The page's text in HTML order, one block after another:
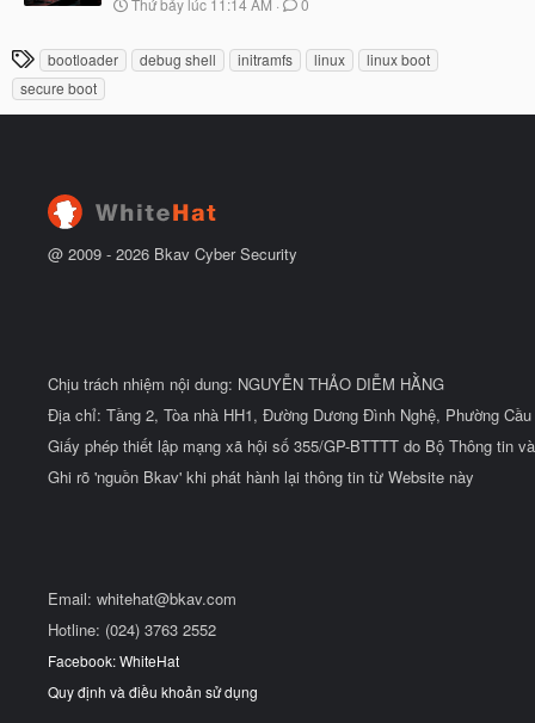
ắ
đ
ầ
t
Thứ bảy lúc 11:14 AM 0
T
h
ẻ
bootloader debug shell initramfs linux
linux boot
secure boot
@ 2009 - 2026 Bkav Cyber Security
Chịu trách nhiệm nội dung: NGUYỄN THẢO DIỄM HẰNG
Địa chỉ: Tầng 2, Tòa nhà HH1, Đường Dương Đình Nghệ, Phường
Giấy phép thiết lập mạng xã hội số 355/GP-BTTTT do Bộ Thông tin
Ghi rõ 'nguồn Bkav' khi phát hành lại thông tin từ Website này
Email: whitehat@bkav.com
Hotline: (024) 3763 2552
Facebook: WhiteHat
Quy định và điều khoản sử dụng